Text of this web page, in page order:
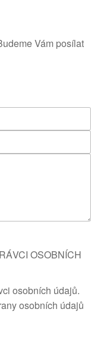
Vám posílat
OSOBNÍCH
osobních údajů.
osobních údajů